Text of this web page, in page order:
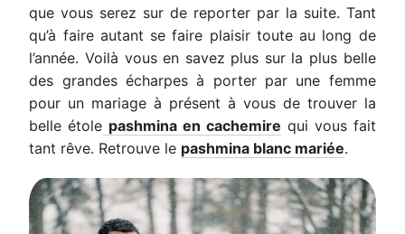
que vous serez sur de reporter par la suite. Tant
qu’à faire autant se faire plaisir toute au long de
l’année. Voilà vous en savez plus sur la plus belle
des grandes écharpes à porter par une femme
pour un mariage à présent à vous de trouver la
belle étole pashmina en cachemire qui vous fait
tant rêve. Retrouve le pashmina blanc mariée.